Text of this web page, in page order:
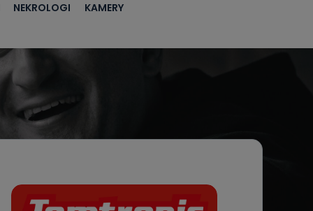
NEKROLOGI KAMERY